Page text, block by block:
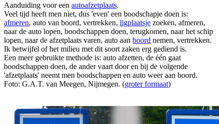
Aanduiding voor een autoafzetplaats.
Veel tijd heeft men niet, dus 'even' een boodschapje doen is:
afmeren, auto van boord, vertrekken, ligplaatsje zoeken, afmeren,
naar de auto lopen, boodschappen doen, terugkomen, naar het schip
lopen, naar de afzetplaats varen, auto aan boord nemen, vertrekken.
Ik betwijfel of het milieu met dit soort zaken erg gediend is.
Een meer gebruikte methode is: auto afzetten, de één gaat
boodschappen doen, de ander vaart door en bij de volgende
'afzetplaats' neemt men boodschappen en auto weer aan boord.
Foto: G.A.T. van Meegen, Nijmegen. (groter formaat)